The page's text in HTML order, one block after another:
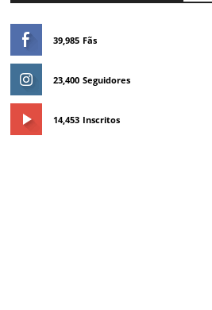
39,985 Fãs
23,400 Seguidores
14,453 Inscritos